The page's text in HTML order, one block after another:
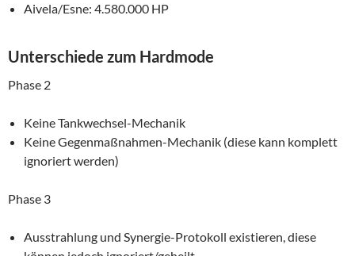
Aivela/Esne: 4.580.000 HP
Unterschiede zum Hardmode
Phase 2
Keine Tankwechsel-Mechanik
Keine Gegenmaßnahmen-Mechanik (diese kann komplett
ignoriert werden)
Phase 3
Ausstrahlung und Synergie-Protokoll existieren, diese